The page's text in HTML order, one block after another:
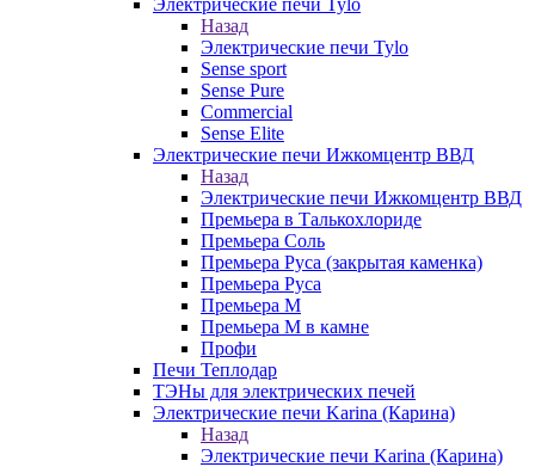
Электрические печи Tylo
Назад
Электрические печи Tylo
Sense sport
Sense Pure
Commercial
Sense Elite
Электрические печи Ижкомцентр ВВД
Назад
Электрические печи Ижкомцентр ВВД
Премьера в Талькохлориде
Премьера Cоль
Премьера Руса (закрытая каменка)
Премьера Руса
Премьера М
Премьера М в камне
Профи
Печи Теплодар
ТЭНы для электрических печей
Электрические печи Karina (Карина)
Назад
Электрические печи Karina (Карина)